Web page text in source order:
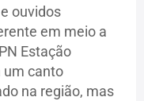
ouvidos
em meio a
Estação
um canto
na região, mas